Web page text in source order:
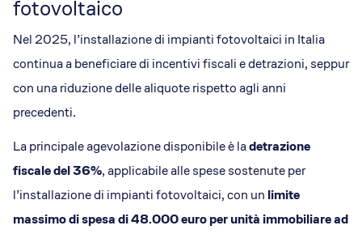
fotovoltaico
Nel 2025, l’installazione di impianti fotovoltaici in Italia
continua a beneficiare di incentivi fiscali e detrazioni, seppur
con una riduzione delle aliquote rispetto agli anni
precedenti.
La principale agevolazione disponibile è ladetrazione
fiscale del 36%, applicabile alle spese sostenute per
l’installazione di impianti fotovoltaici, con un limite
massimo di spesa di 48.000 euro per unità immobiliare ad